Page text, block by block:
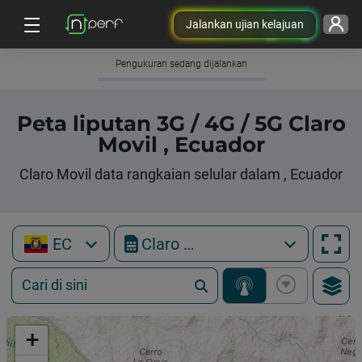
Jalankan ujian kelajuan
Pengukuran sedang dijalankan
Peta liputan 3G / 4G / 5G Claro
Movil , Ecuador
Claro Movil data rangkaian selular dalam , Ecuador
EC Claro Movil
+